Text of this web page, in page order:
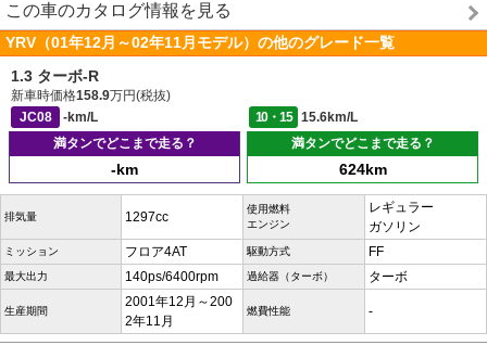
この車のカタログ情報を見る
YRV（01年12月～02年11月モデル）の他のグレード一覧
1.3 ターボ-R
新車時価格158.9万円(税抜)
JC08
-km/L 10・15
15.6km/L
満タンでどこまで走る？
-km
満タンでどこまで走る？
624km
排気量 1297cc
使用燃料
エンジン
レギュラー
ガソリン
ミッション フロア4AT 駆動方式 FF
最大出力 140ps/6400rpm 過給器（ターボ） ターボ
生産期間
2001年12月～200
2年11月
燃費性能 -